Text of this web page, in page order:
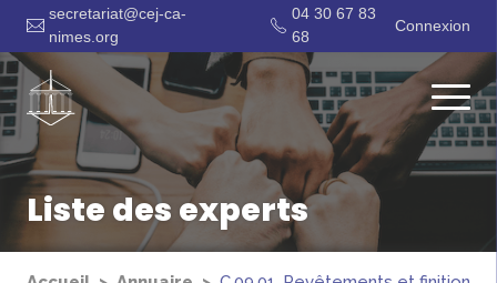
secretariat@cej-ca-
nimes.org
04 30 67 83
68
Connexion
Liste des experts